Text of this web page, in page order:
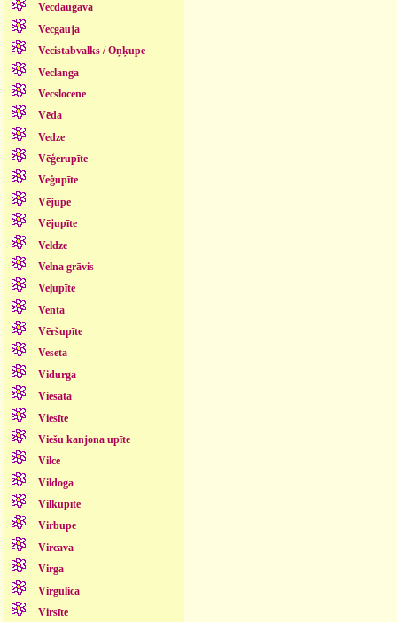
Vecdaugava
Vecgauja
Vecistabvalks / Oņķupe
Veclanga
Vecslocene
Vēda
Vedze
Vēģerupīte
Veģupīte
Vējupe
Vējupīte
Veldze
Velna grāvis
Veļupīte
Venta
Vēršupīte
Veseta
Vidurga
Viesata
Viesīte
Viešu kanjona upīte
Vilce
Vildoga
Vilkupīte
Virbupe
Vircava
Virga
Virgulica
Virsīte